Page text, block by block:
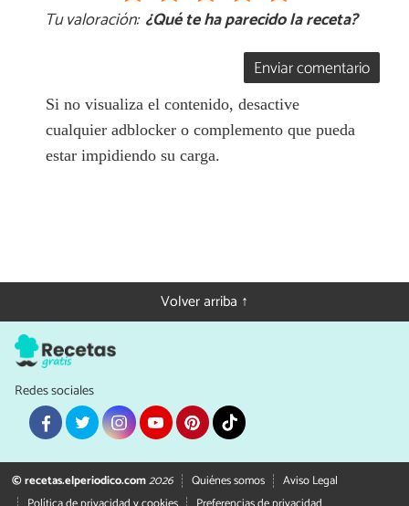
Tu valoración: ¿Qué te ha parecido la receta?
Enviar comentario
Si no visualiza el contenido, desactive
cualquier adblocker o complemento que pueda
estar impidiendo su carga.
Volver arriba ↑
Redes sociales
© recetas.elperiodico.com2026 Quiénes somos
Aviso Legal